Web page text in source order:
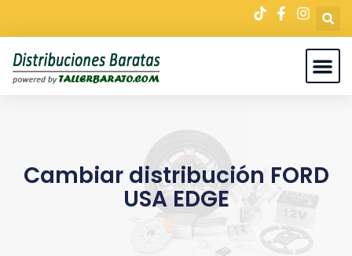
Cambiar distribución FORD
USA EDGE